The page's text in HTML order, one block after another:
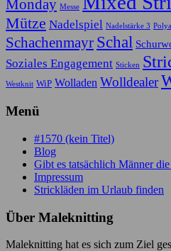
Monday Messe
Mütze Nadelspiel Nadelstärke 3
Schachenmayr Schal
Soziales Engagement Sticken
Westknit WiP Wolladen Wolldealer
Menü
#1570 (kein Titel)
Blog
Gibt es tatsächlich Männer
Impressum
Strickläden im Urlaub finden
Über Maleknitting
Maleknitting hat es sich zum Ziel